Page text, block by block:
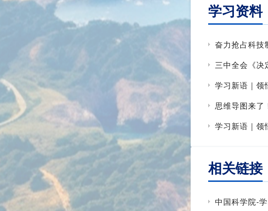
学习资料
奋力抢占科
三中全会《决
学习新语｜领
思维导图来了
学习新语｜领
相关链接
中国科学院-